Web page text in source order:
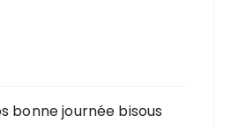
bonne journée bisous